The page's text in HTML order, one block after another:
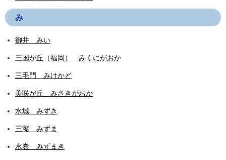
み
御井 みい
三国が丘（福岡） みくにがおか
三毛門 みけかど
美咲が丘 みさきがおか
水城 みずき
三潴 みずま
水巻 みずまき